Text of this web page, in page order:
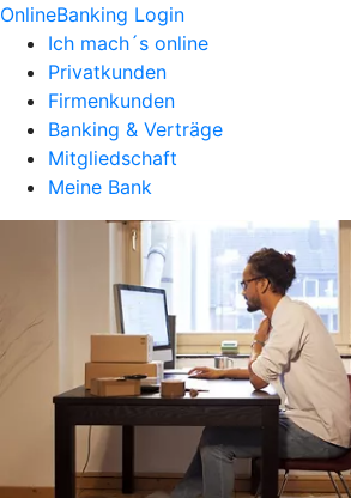
OnlineBanking Login
Ich mach´s online
Privatkunden
Firmenkunden
Banking & Verträge
Mitgliedschaft
Meine Bank